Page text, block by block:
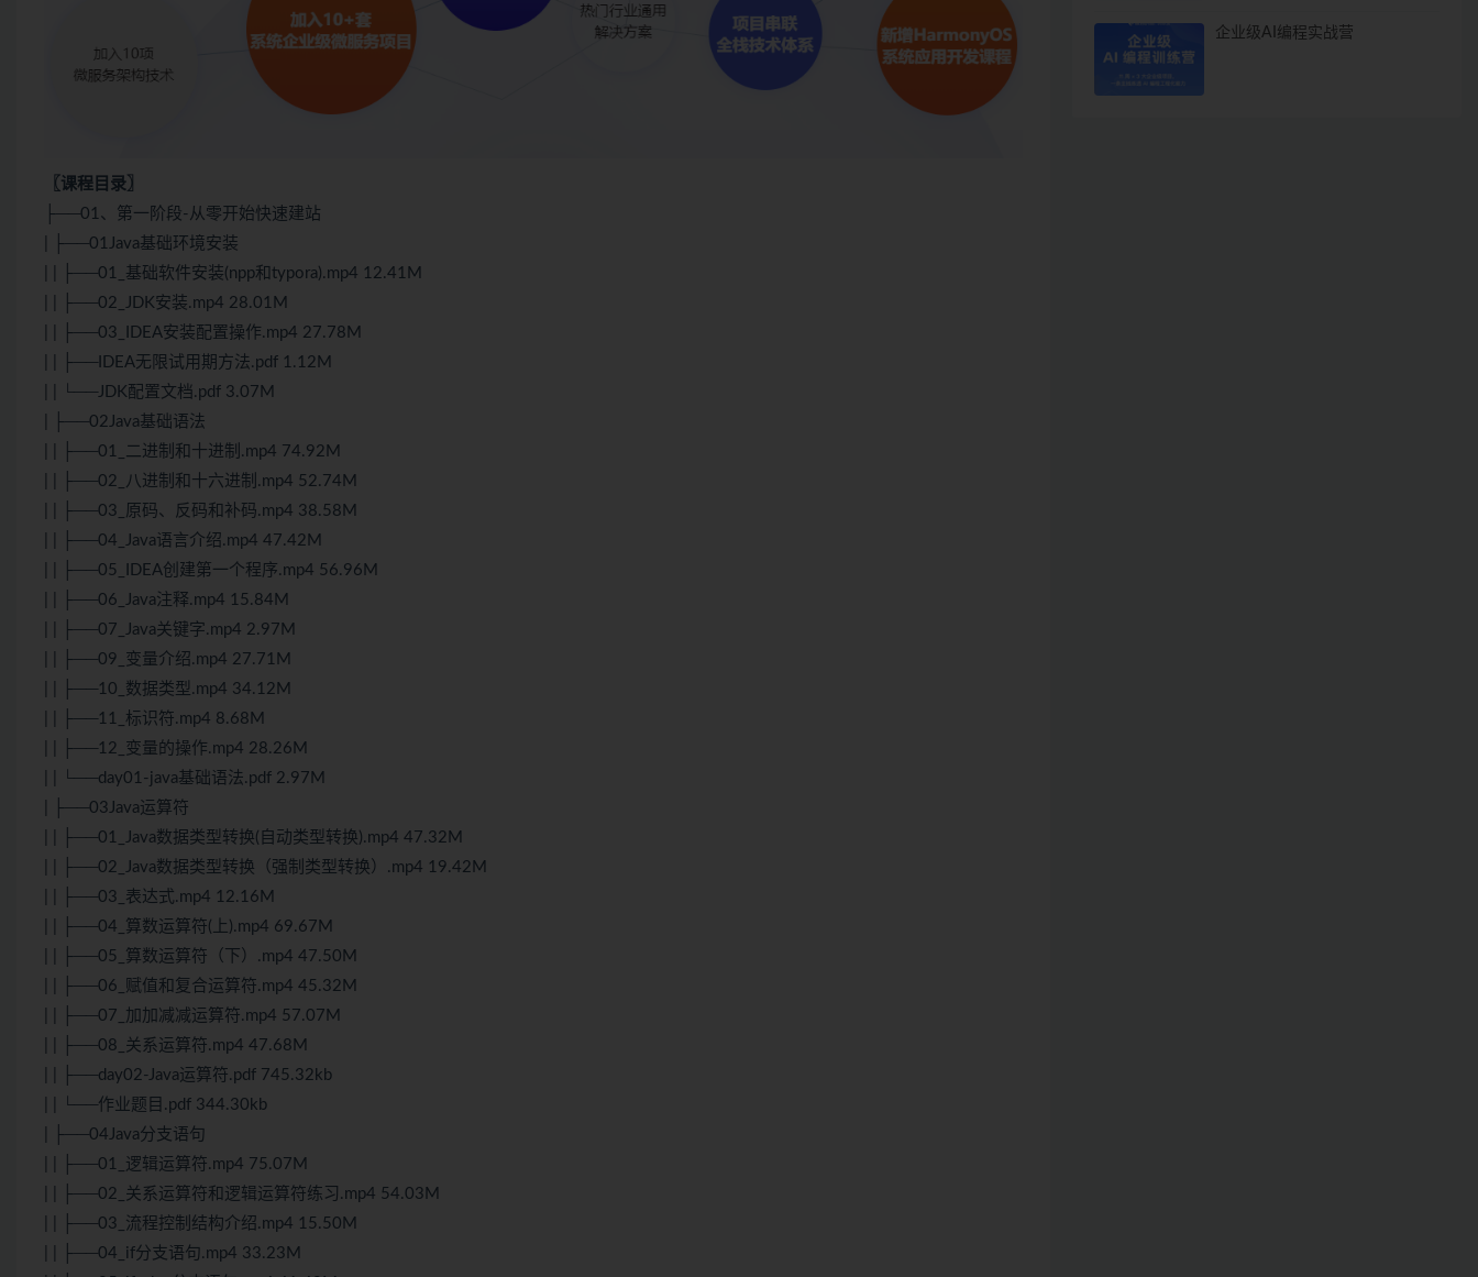
〖课程目录〗
├──01、第一阶段-从零开始快速建站
| ├──01Java基础环境安装
| | ├──01_基础软件安装(npp和typora).mp4 12.41M
| | ├──02_JDK安装.mp4 28.01M
| | ├──03_IDEA安装配置操作.mp4 27.78M
| | ├──IDEA无限试用期方法.pdf 1.12M
| | └──JDK配置文档.pdf 3.07M
| ├──02Java基础语法
| | ├──01_二进制和十进制.mp4 74.92M
| | ├──02_八进制和十六进制.mp4 52.74M
| | ├──03_原码、反码和补码.mp4 38.58M
| | ├──04_Java语言介绍.mp4 47.42M
| | ├──05_IDEA创建第一个程序.mp4 56.96M
| | ├──06_Java注释.mp4 15.84M
| | ├──07_Java关键字.mp4 2.97M
| | ├──09_变量介绍.mp4 27.71M
| | ├──10_数据类型.mp4 34.12M
| | ├──11_标识符.mp4 8.68M
| | ├──12_变量的操作.mp4 28.26M
| | └──day01-java基础语法.pdf 2.97M
| ├──03Java运算符
| | ├──01_Java数据类型转换(自动类型转换).mp4 47.32M
| | ├──02_Java数据类型转换（强制类型转换）.mp4 19.42M
| | ├──03_表达式.mp4 12.16M
| | ├──04_算数运算符(上).mp4 69.67M
| | ├──05_算数运算符（下）.mp4 47.50M
| | ├──06_赋值和复合运算符.mp4 45.32M
| | ├──07_加加减减运算符.mp4 57.07M
| | ├──08_关系运算符.mp4 47.68M
| | ├──day02-Java运算符.pdf 745.32kb
| | └──作业题目.pdf 344.30kb
| ├──04Java分支语句
| | ├──01_逻辑运算符.mp4 75.07M
| | ├──02_关系运算符和逻辑运算符练习.mp4 54.03M
| | ├──03_流程控制结构介绍.mp4 15.50M
| | ├──04_if分支语句.mp4 33.23M
企业级AI编程实战营